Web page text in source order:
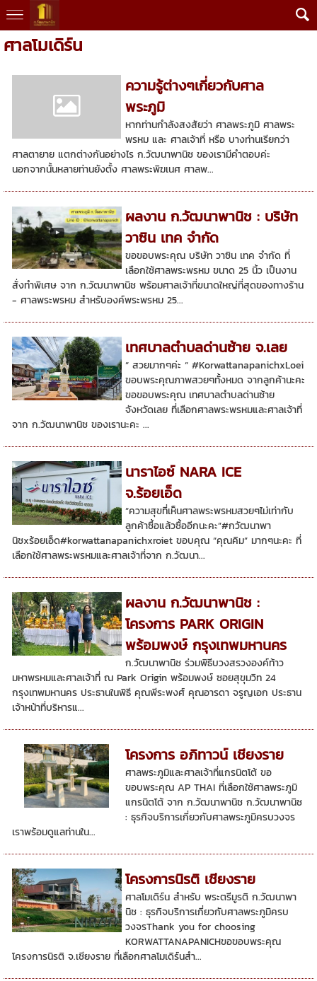
ศาลโมเดิร์น
ความรู้ต่างๆเกี่ยวกับศาล
พระภูมิ
หากท่านกำลังสงสัยว่า ศาลพระภูมิ ศาลพระ
พรหม และ ศาลเจ้าที่ หรือ บางท่านเรียกว่า
ศาลตายาย แตกต่างกันอย่างไร ก.วัฒนาพานิช ของเรามีคำตอบค่ะ
นอกจากนั้นหลายท่านยังตั้ง ศาลพระพิฆเนศ ศาลพ...
ผลงาน ก.วัฒนาพานิช : บริษัท
วาซิน เทค จำกัด
ขอขอบพระคุณ บริษัท วาซิน เทค จำกัด ที่
เลือกใช้ศาลพระพรหม ขนาด 25 นิ้ว เป็นงาน
สั่งทำพิเศษ จาก ก.วัฒนาพานิช พร้อมศาลเจ้าที่ขนาดใหญ่ที่สุดของทางร้าน
- ศาลพระพรหม สำหรับองค์พระพรหม 25...
เทศบาลตำบลด่านซ้าย จ.เลย
“ สวยมากๆค่ะ “ #KorwattanapanichxLoei
ขอบพระคุณภาพสวยๆทั้งหมด จากลูกค้านะคะ
ขอขอบพระคุณ เทศบาลตำบลด่านซ้าย
จังหวัดเลย ที่เลือกศาลพระพรหมและศาลเจ้าที่
จาก ก.วัฒนาพานิช ของเรานะคะ ...
นาราไอซ์ NARA ICE
จ.ร้อยเอ็ด
“ความสุขที่เห็นศาลพระพรหมสวยๆไม่เท่ากับ
ลูกค้าซื้อแล้วซื้ออีกนะคะ”#กวัฒนาพา
นิชxร้อยเอ็ด#korwattanapanichxroiet ขอบคุณ “คุณคิม” มากๆนะคะ ที่
เลือกใช้ศาลพระพรหมและศาลเจ้าที่จาก ก.วัฒนา...
ผลงาน ก.วัฒนาพานิช :
โครงการ PARK ORIGIN
พร้อมพงษ์ กรุงเทพมหานคร
ก.วัฒนาพานิช ร่วมพิธีบวงสรวงองค์ท้าว
มหาพรหมและศาลเจ้าที่ ณ Park Origin พร้อมพงษ์ ซอยสุขุมวิท 24
กรุงเทพมหานคร ประธานในพิธี คุณพีระพงศ์ คุณอารดา จรูญเอก ประธาน
เจ้าหน้าที่บริหารแ...
โครงการ อภิทาวน์ เชียงราย
ศาลพระภูมิและศาลเจ้าที่แกรนิตโต้ ขอ
ขอบพระคุณ AP THAI ที่เลือกใช้ศาลพระภูมิ
แกรนิตโต้ จาก ก.วัฒนาพานิช ก.วัฒนาพานิช
: ธุรกิจบริการเกี่ยวกับศาลพระภูมิครบวงจร
เราพร้อมดูแลท่านใน...
โครงการนิรติ เชียงราย
ศาลโมเดิร์น สำหรับ พระตรีมูรติ ก.วัฒนาพา
นิช : ธุรกิจบริการเกี่ยวกับศาลพระภูมิครบ
วงจรThank you for choosing
KORWATTANAPANICHขอขอบพระคุณ
โครงการนิรติ จ.เชียงราย ที่เลือกศาลโมเดิร์นสำ...